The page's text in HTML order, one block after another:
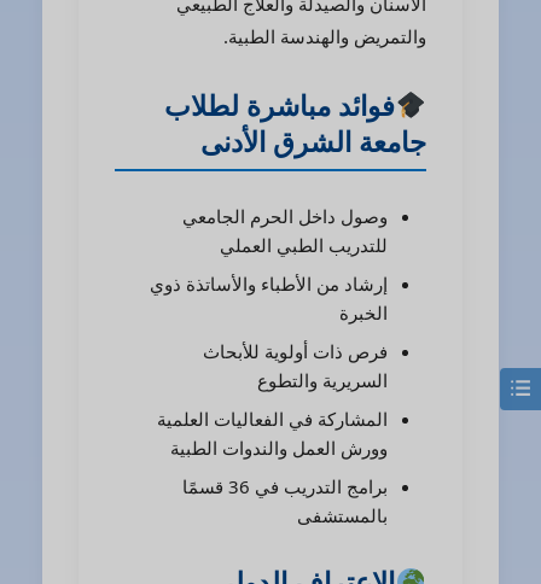
والتمريض والهندسة الطبية.
فوائد مباشرة لطلاب
جامعة الشرق الأدنى
وصول داخل الحرم الجامعي
للتدريب الطبي العملي
إرشاد من الأطباء والأساتذة ذوي
الخبرة
فرص ذات أولوية للأبحاث
السريرية والتطوع
المشاركة في الفعاليات العلمية
وورش العمل والندوات الطبية
برامج التدريب في 36 قسمًا
بالمستشفى